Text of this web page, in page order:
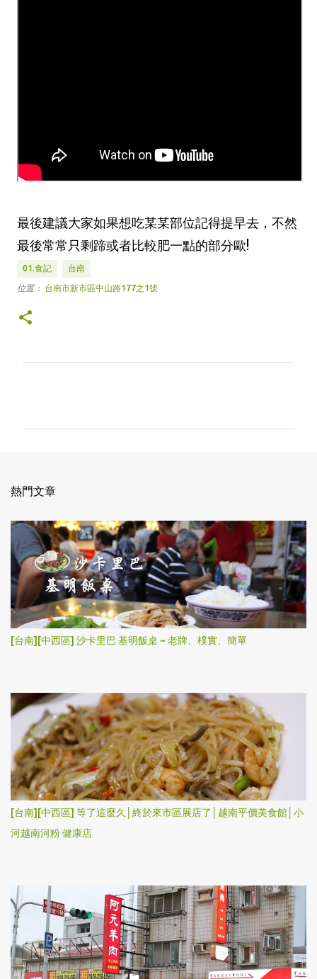
最後建議大家如果想吃某某部位記得提早去，不然
最後常常只剩蹄或者比較肥一點的部分歐!
01.食記 台南
位置： 台南市新市區中山路177之1號
熱門文章
[台南][中西區] 沙卡里巴 基明飯桌 ~ 老牌、樸實、簡單
[台南][中西區] 等了這麼久│終於來市區展店了│越南平價美食館│小
河越南河粉 健康店